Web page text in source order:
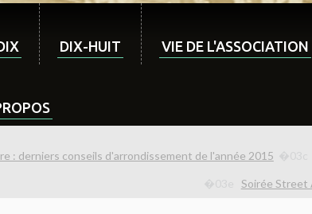
DIX-HUIT VIE DE L'ASSOCIATION
: derniers conseils d'arrondissement de l'année 2015
Soirée Street